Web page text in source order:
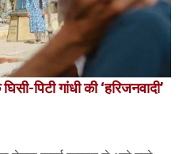
पिटी गांधी की ‘हरिजनवादी’